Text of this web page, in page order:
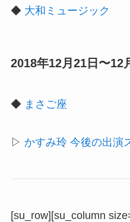
◆ 大和ミュージック
2018年12月21日〜12
◆ まさご座
▷ かすみ玲 今後の出演
[su_row][su_column